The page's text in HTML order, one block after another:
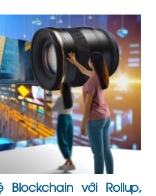
với Rollup,